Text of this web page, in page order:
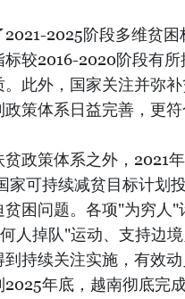
2021-2025阶段多维贫
标较2016-2020阶段有
。此外，国家关注并弥
策体系日益完善，更符
贫政策体系之外，2021
家可持续减贫目标计划
贫困问题。各项"为穷人
人掉队"运动、支持边
到持续关注实施，有效
年底，越南彻底完